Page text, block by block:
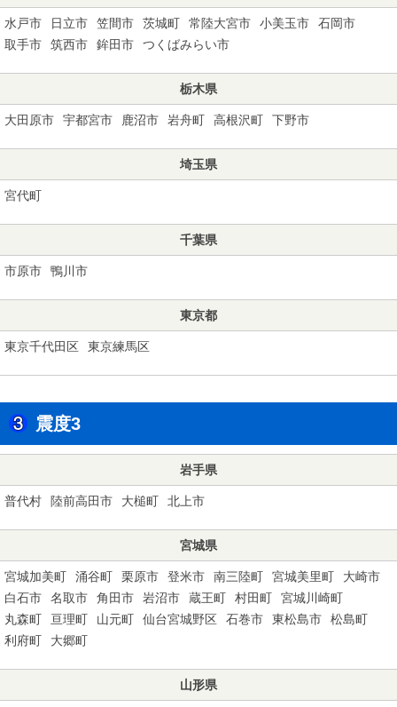
水戸市 日立市 笠間市 茨城町 常陸大宮市 小美玉市
石岡市
取手市
筑西市 鉾田市 つくばみらい市
栃木県
大田原市 宇都宮市 鹿沼市 岩舟町 高根沢町 下野市
埼玉県
宮代町
千葉県
市原市 鴨川市
東京都
東京千代田区 東京練馬区
震度3
岩手県
普代村 陸前高田市 大槌町 北上市
宮城県
宮城加美町 涌谷町 栗原市 登米市 南三陸町 宮城美里町
大崎市
白石市
名取市 角田市 岩沼市 蔵王町 村田町
宮城川崎町
丸森町
亘理町 山元町 仙台宮城野区 石巻市 東松島市
松島町
利府町
大郷町
山形県